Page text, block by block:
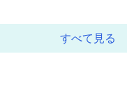
すべて見る